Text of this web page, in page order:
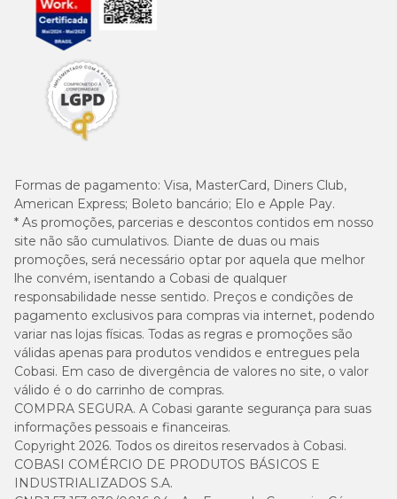
Formas de pagamento: Visa, MasterCard, Diners Club,
American Express; Boleto bancário; Elo e Apple Pay.
* As promoções, parcerias e descontos contidos em nosso
site não são cumulativos. Diante de duas ou mais
promoções, será necessário optar por aquela que melhor
lhe convém, isentando a Cobasi de qualquer
responsabilidade nesse sentido. Preços e condições de
pagamento exclusivos para compras via internet, podendo
variar nas lojas físicas. Todas as regras e promoções são
válidas apenas para produtos vendidos e entregues pela
Cobasi. Em caso de divergência de valores no site, o valor
válido é o do carrinho de compras.
COMPRA SEGURA. A Cobasi garante segurança para suas
informações pessoais e financeiras.
Copyright 2026. Todos os direitos reservados à Cobasi.
COBASI COMÉRCIO DE PRODUTOS BÁSICOS E
INDUSTRIALIZADOS S.A.